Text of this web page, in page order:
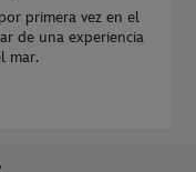
primera vez en el
de una experiencia
mar.